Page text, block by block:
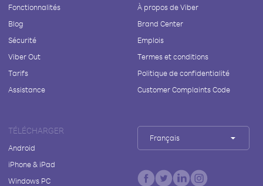
Fonctionnalités
Blog
Sécurité
Viber Out
Tarifs
Assistance
À propos de Viber
Brand Center
Emplois
Termes et conditions
Politique de confidentialité
Customer Complaints Code
TÉLÉCHARGER
Android
iPhone & iPad
Windows PC
Français